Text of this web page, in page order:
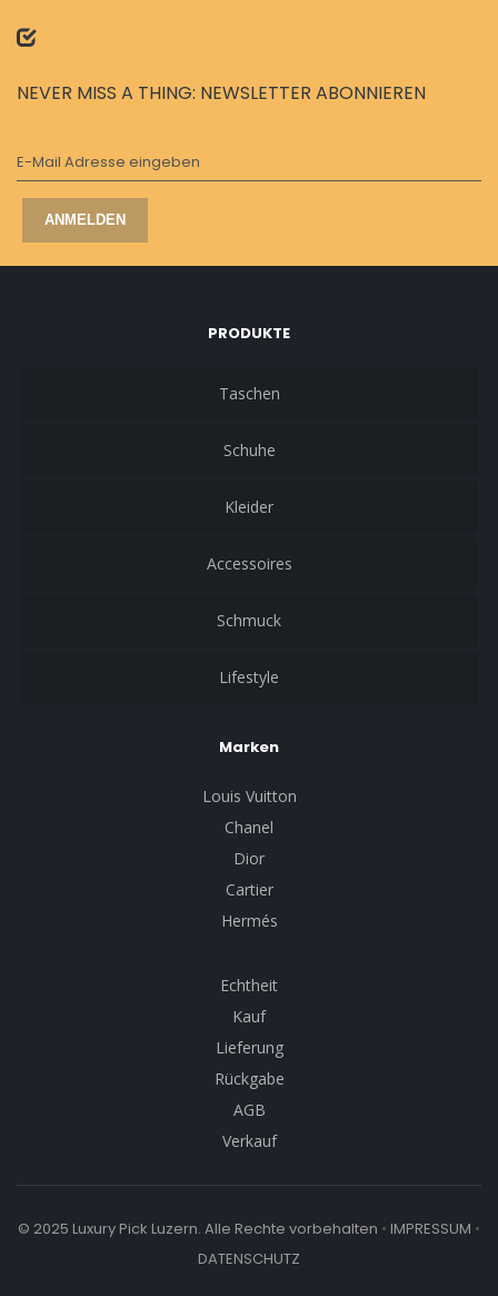
NEVER MISS A THING: NEWSLETTER ABONNIEREN
E-Mail Adresse eingeben
ANMELDEN
PRODUKTE
Taschen
Schuhe
Kleider
Accessoires
Schmuck
Lifestyle
Marken
Louis Vuitton
Chanel
Dior
Cartier
Hermés
Echtheit
Kauf
Lieferung
Rückgabe
AGB
Verkauf
© 2025 Luxury Pick Luzern. Alle Rechte vorbehalten • IMPRESSUM •
DATENSCHUTZ